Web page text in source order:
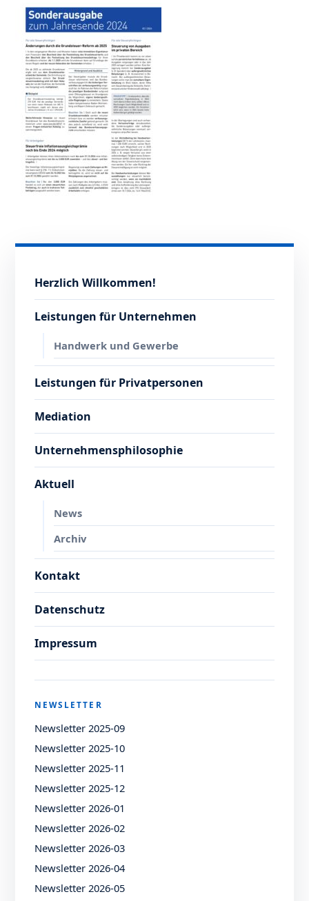
Herzlich Willkommen!
Leistungen für Unternehmen
Handwerk und Gewerbe
Leistungen für Privatpersonen
Mediation
Unternehmensphilosophie
Aktuell
News
Archiv
Kontakt
Datenschutz
Impressum
NEWSLETTER
Newsletter 2025-09
Newsletter 2025-10
Newsletter 2025-11
Newsletter 2025-12
Newsletter 2026-01
Newsletter 2026-02
Newsletter 2026-03
Newsletter 2026-04
Newsletter 2026-05